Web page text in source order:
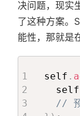
决问题，现实
了这种方案。
能性，那就是
self .
  self
// 预